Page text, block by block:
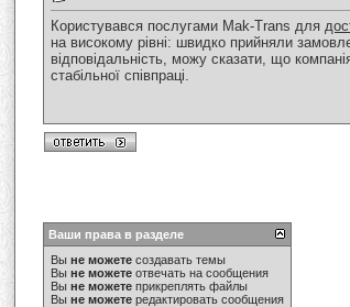
Користувався послугами Mak-Trans для
на високому рівні: швидко прийняли
відповідальність, можу сказати, що
стабільної співпраці.
Ваши права в разделе
Вы не можете создавать темы
Вы не можете отвечать на сообщения
Вы не можете прикреплять файлы
Вы не можете редактировать сообщения